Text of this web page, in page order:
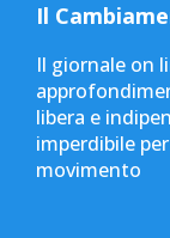
Il
Il giornale on
libera e
imperdibile
movimento